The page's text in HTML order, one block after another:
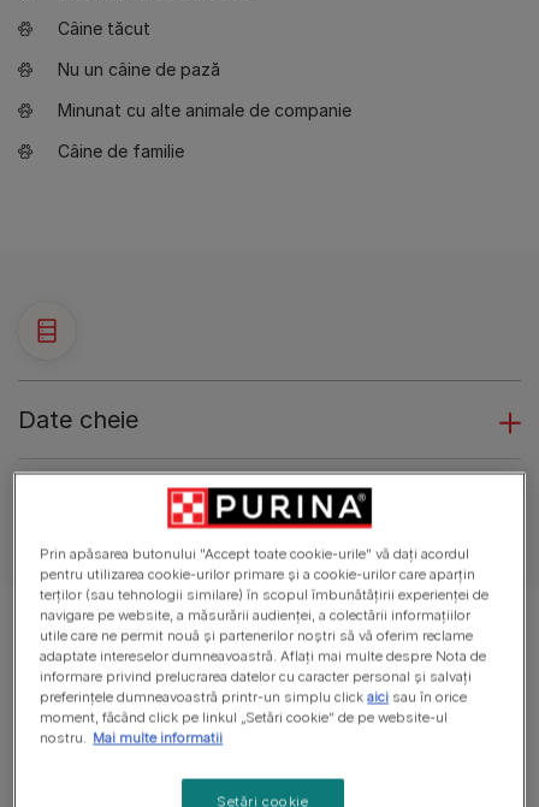
Câine tăcut
Nu un câine de pază
Minunat cu alte animale de companie
Câine de familie
Date cheie
Prin apăsarea butonului "Accept toate cookie-urile" vă dați acordul
pentru utilizarea cookie-urilor primare și a cookie-urilor care aparțin
terților (sau tehnologii similare) în scopul îmbunătățirii experienței de
navigare pe website, a măsurării audienței, a colectării informațiilor
utile care ne permit nouă și partenerilor noștri să vă oferim reclame
adaptate intereselor dumneavoastră. Aflați mai multe despre Nota de
informare privind prelucrarea datelor cu caracter personal și salvați
preferințele dumneavoastră printr-un simplu clickaici sau în orice
moment, făcând click pe linkul „Setări cookie” de pe website-ul
nostru. Mai multe informatii
Setări cookie